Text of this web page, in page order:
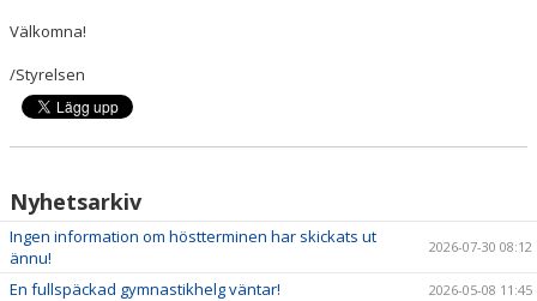
Välkomna!
/Styrelsen
Nyhetsarkiv
Ingen information om höstterminen har skickats ut
ännu!
2026-07-30 08:12
En fullspäckad gymnastikhelg väntar! 2026-05-08 11:45